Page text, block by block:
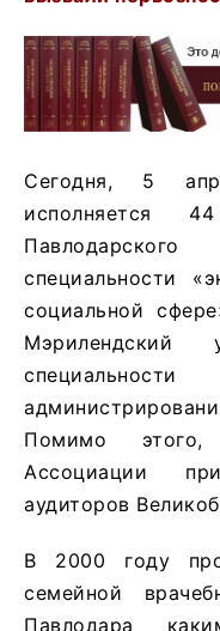
Сегодня, 5
исполняется
специальности
социальной
Помимо
Ассоциации
аудиторов
В 2000 году
семейной
Павлодара